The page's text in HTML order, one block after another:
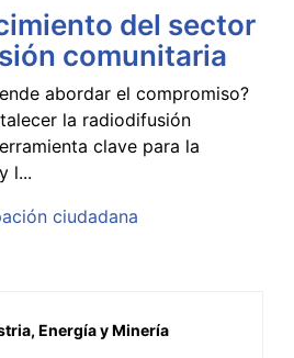
del sector
comunitaria
abordar el compromiso?
la radiodifusión
clave para la
l...
ciudadana
Energía y Minería